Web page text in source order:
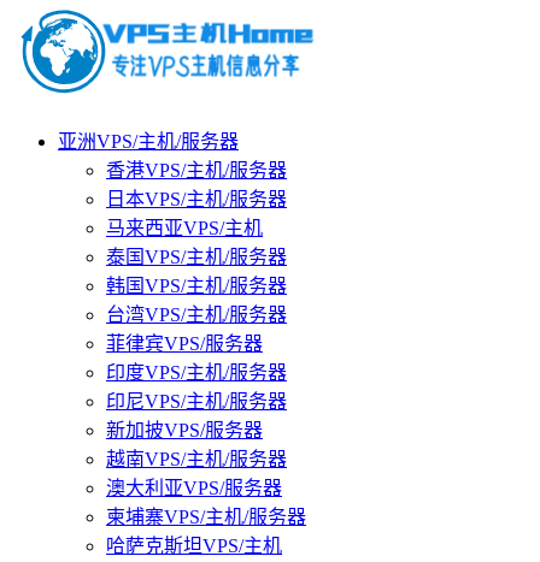
亚洲VPS/主机/服务器
香港VPS/主机/服务器
日本VPS/主机/服务器
马来西亚VPS/主机
泰国VPS/主机/服务器
韩国VPS/主机/服务器
台湾VPS/主机/服务器
菲律宾VPS/服务器
印度VPS/主机/服务器
印尼VPS/主机/服务器
新加披VPS/服务器
越南VPS/主机/服务器
澳大利亚VPS/服务器
柬埔寨VPS/主机/服务器
哈萨克斯坦VPS/主机